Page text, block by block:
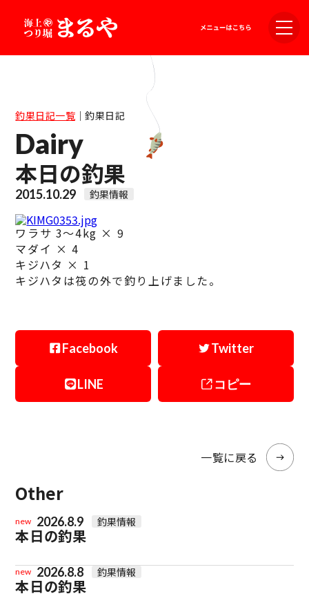
釣果日記一覧｜釣果日記
Dairy
本日の釣果
2015.10.29 釣果情報
ワラサ 3～4kg × 9
マダイ × 4
キジハタ × 1
キジハタは筏の外で釣り上げました。
Facebook Twitter
LINE コピー
一覧に戻る
Other
new 2026.8.9 釣果情報
本日の釣果
new 2026.8.8 釣果情報
本日の釣果